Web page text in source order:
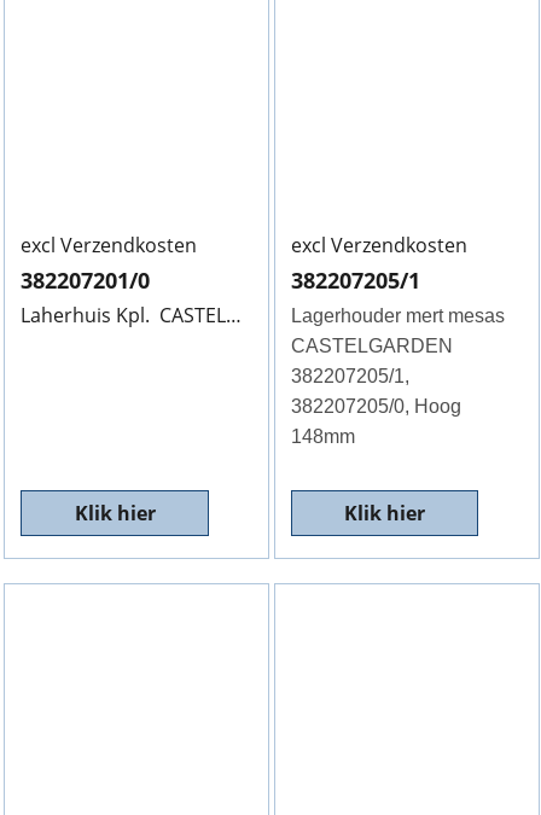
excl Verzendkosten
382207201/0
Laherhuis Kpl. CASTELGARDEN, 8227201/0, 1136-0480-01, Hoog 188mm
Klik hier
excl Verzendkosten
382207205/1
Lagerhouder mert mesas
CASTELGARDEN
382207205/1,
382207205/0, Hoog
148mm
Klik hier